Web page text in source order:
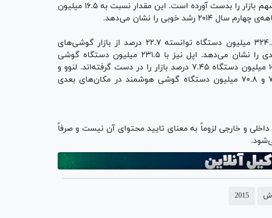
میلیون دستگاه گوشی هوشمند ۴.۶ درصد از سهم بازار را بدست آورده است. این مقدار نسبت به ۱۶.۵ میلیون
خوبی را نشان می‌دهد.
برای کل سال ۲۰۱۵ نیز سامسونگ با فروش ۳۲۴.۸ میلیون دستگاه توانسته ۲۲.۷ درصد از بازار گوشی‌های
هوشمند را از آن خود کند که رشدی ۲.۱ درصدی را نشان می‌دهد. اپل نیز با ۲۳۱.۵ میلیون دستگاه گوشی
هوشمند ۱۶.۲ درصد و هواوی نیز با فروش ۱۰۶.۶ میلیون دستگاه ۷.۴۵ درصد بازار را در دست گرفته‌اند. لنوو و
شیائومی نیز هر کدام به ترتیب با فروش ۷۴ و ۷۰.۸ میلیون دستگاه گوشی هوشمند در مکان‌های بعدی
داخلی و خارجی لزوماً به معنای تایید محتوای آن نیست و صرفاً
2015